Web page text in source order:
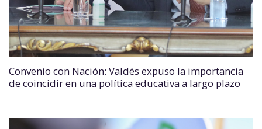
Convenio con Nación: Valdés expuso la importancia
de coincidir en una política educativa a largo plazo